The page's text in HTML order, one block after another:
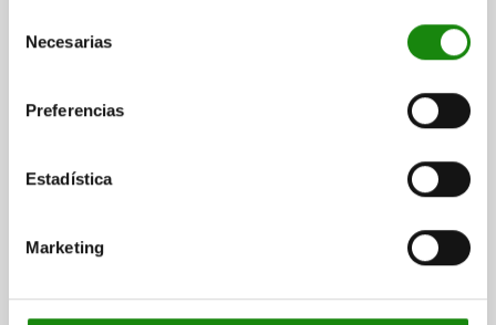
Necesarias
Preferencias
Estadística
Marketing
División 15,875 / 25,4
Placa de retención